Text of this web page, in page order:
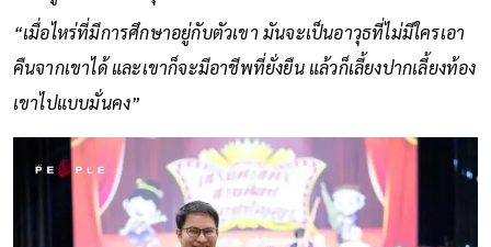
“เมื่อไหร่ที่มีการศึกษาอยู่กับตัวเขา มันจะเป็นอาวุธที่ไม่มีใครเอา
คืนจากเขาได้ และเขาก็จะมีอาชีพที่ยั่งยืน แล้วก็เลี้ยงปากเลี้ยงท้อง
เขาไปแบบมั่นคง”